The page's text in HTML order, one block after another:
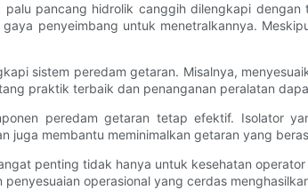
pancang hidrolik canggih dilengkapi
penyeimbang untuk menetralkannya.
sistem peredam getaran. Misalnya,
praktik terbaik dan penanganan peralatan
peredam getaran tetap efektif. Isolator
juga membantu meminimalkan getaran yang
penting tidak hanya untuk kesehatan
penyesuaian operasional yang cerdas